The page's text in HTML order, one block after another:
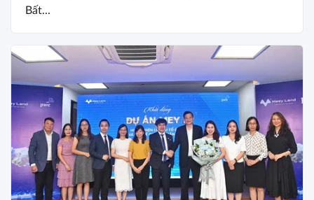
Bất...